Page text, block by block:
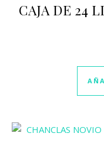
CAJA DE 24